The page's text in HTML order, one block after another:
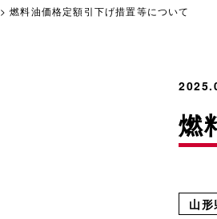
> 燃料油価格定額引下げ措置等について
燃
山